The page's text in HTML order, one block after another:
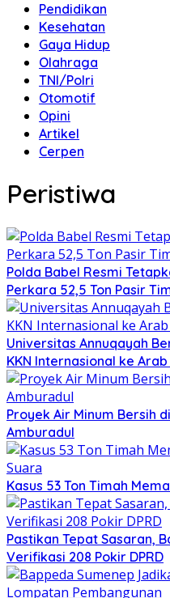
Pendidikan
Kesehatan
Gaya Hidup
Olahraga
TNI/Polri
Otomotif
Opini
Artikel
Cerpen
Peristiwa
Polda Babel Resmi
Perkara 52,5 Ton Pasir
Universitas Annuqayah
KKN Internasional ke Arab
Proyek Air Minum Bersih
Amburadul
Kasus 53 Ton Timah
Pastikan Tepat Sasaran,
Verifikasi 208 Pokir DPRD